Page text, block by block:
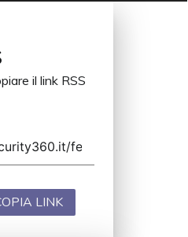
il link RSS
LINK